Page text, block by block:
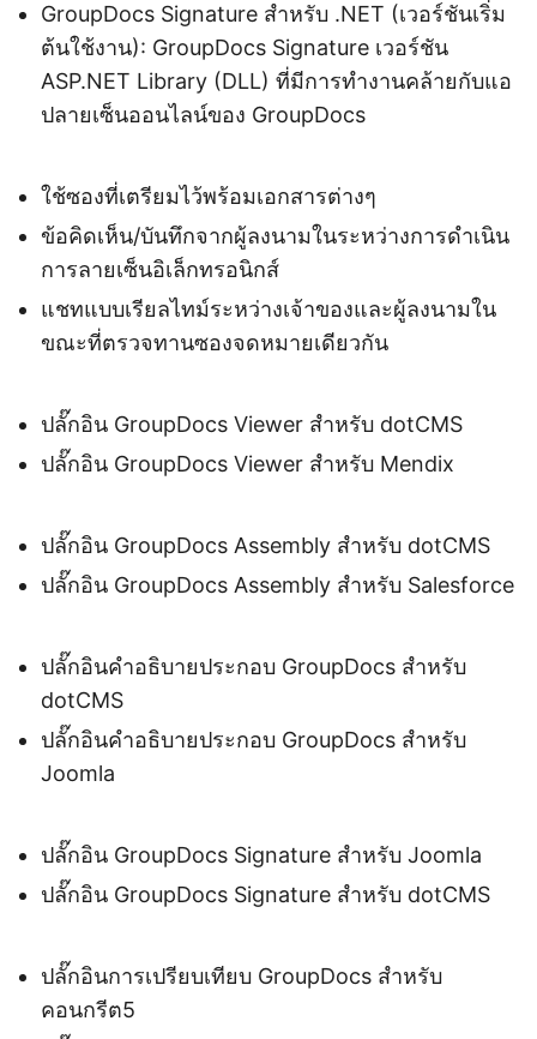
GroupDocs Signature สำหรับ .NET (เวอร์ชันเริ่ม
ต้นใช้งาน): GroupDocs Signature เวอร์ชัน
ASP.NET Library (DLL) ที่มีการทำงานคล้ายกับแอ
ปลายเซ็นออนไลน์ของ GroupDocs
ใช้ซองที่เตรียมไว้พร้อมเอกสารต่างๆ
ข้อคิดเห็น/บันทึกจากผู้ลงนามในระหว่างการดำเนิน
การลายเซ็นอิเล็กทรอนิกส์
แชทแบบเรียลไทม์ระหว่างเจ้าของและผู้ลงนามใน
ขณะที่ตรวจทานซองจดหมายเดียวกัน
ปลั๊กอิน GroupDocs Viewer สำหรับ dotCMS
ปลั๊กอิน GroupDocs Viewer สำหรับ Mendix
ปลั๊กอิน GroupDocs Assembly สำหรับ dotCMS
ปลั๊กอิน GroupDocs Assembly สำหรับ Salesforce
ปลั๊กอินคำอธิบายประกอบ GroupDocs สำหรับ
dotCMS
ปลั๊กอินคำอธิบายประกอบ GroupDocs สำหรับ
Joomla
ปลั๊กอิน GroupDocs Signature สำหรับ Joomla
ปลั๊กอิน GroupDocs Signature สำหรับ dotCMS
ปลั๊กอินการเปรียบเทียบ GroupDocs สำหรับ
คอนกรีต5